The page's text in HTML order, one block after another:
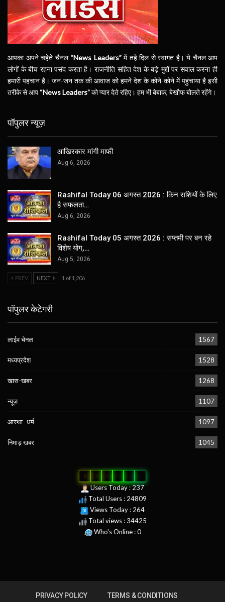
आपका अपने चहेते चैनल “News Leaders”में तहे दिल से स्वागत है। ये चैनल आप
लोगों के बीच रहना पसंद करता है। राजनीति सहित देश के बड़े मुद्दों पर सवाल करना ही
हमारी पहचान है। जन-जन तक की आवाज को हमने देश के कोने-कोने में पहुंचाया है इसी
तरीके से आप “News Leaders”को प्यार देते रहिए। हम भी बेबाक, बेखौफ बोलते रहेंगे।
पॉपुलर न्यूज़
आखिरकार मांगी माफी
Aug 6, 2026
Rashifal Today 06 अगस्त 2026 : किन राशियों के लिए
है सफलता…
Aug 6, 2026
Rashifal Today 05 अगस्त 2026 : सप्तमी पर बन रहे
विशेष योग,…
Aug 5, 2026
PREV NEXT 1 of 1,206
पॉपुलर केटेगरी
लाईव चेनल 1567
मध्यप्रदेश 1528
खास-खबर 1268
न्यूज़ 1107
आस्था- धर्म 1097
निमाड़ खबर 1045
0 2 4
Users Today : 237
Total Users : 24809
Views Today : 264
Total views : 34425
Who's Online : 0
PRIVACY POLICY TERMS & CONDITIONS